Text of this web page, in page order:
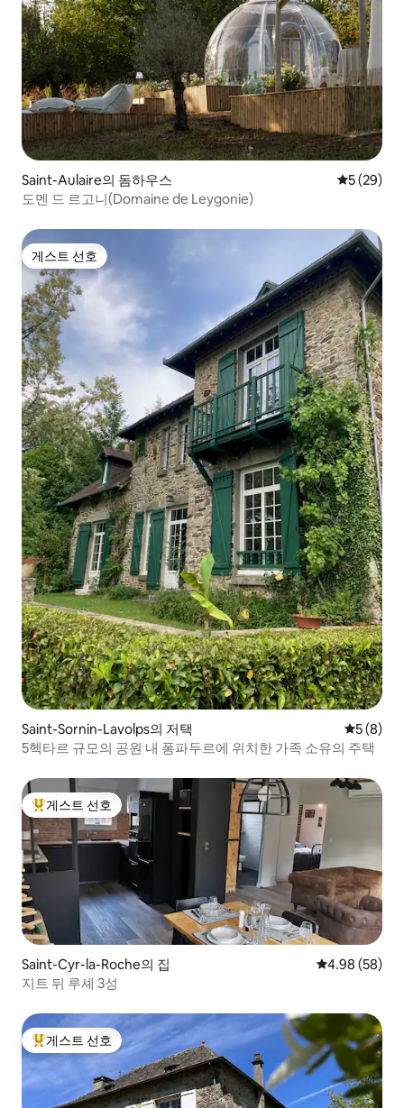
Saint-Aulaire의 돔하우스 평점 5점(5
5 (29)
도멘 드 르고니(Domaine de Leygonie)
게스트 선호
게스트 선호
Saint-Sornin-Lavolps의 저택 평점 5점
5 (8)
5헥타르 규모의 공원 내 퐁파두르에 위치한 가족 소유의 주택
상위 게스트 선호
게스트 선호
Saint-Cyr-la-Roche의 집 평점 4.98점(5
4.98 (58)
지트 뒤 루셰 3성
상위 게스트 선호
게스트 선호